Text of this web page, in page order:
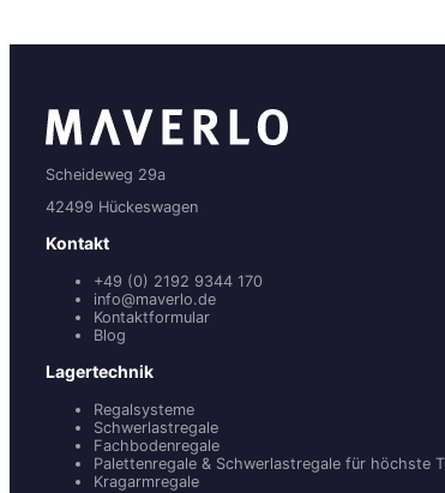
Scheideweg 29a
42499 Hückeswagen
Kontakt
+49 (0) 2192 9344 170
info@maverlo.de
Kontaktformular
Blog
Lagertechnik
Regalsysteme
Schwerlastregale
Fachbodenregale
Palettenregale & Schwerlastregale für höchste
Kragarmregale